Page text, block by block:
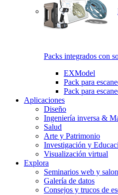
Packs integrados con
EXModel
Pack para
Pack para
Aplicaciones
Diseño
Ingeniería inversa &
Salud
Arte y Patrimonio
Investigación y
Visualización virtual
Explora
Seminarios web y
Galería de datos
Consejos y trucos de